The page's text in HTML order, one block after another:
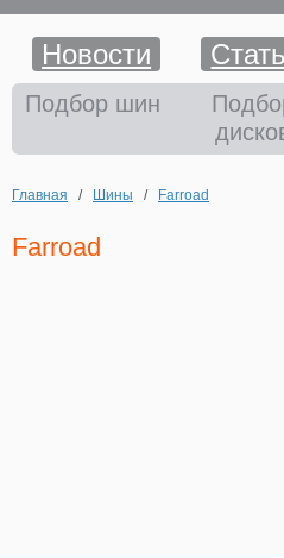
Шины
Диски
Новости
Подбор шин
Главная / Шины / Farroad
Farroad